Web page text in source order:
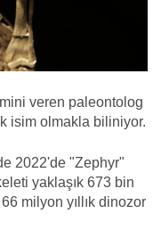
veren paleontolog
isim olmakla biliniyor.
2022'de "Zephyr"
yaklaşık 673 bin
milyon yıllık dinozor